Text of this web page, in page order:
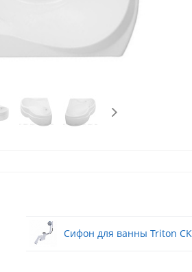
Сифон для ванны Triton